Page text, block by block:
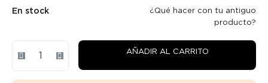
En stock
¿Qué hacer con tu antiguo
producto?
AÑADIR AL CARRITO